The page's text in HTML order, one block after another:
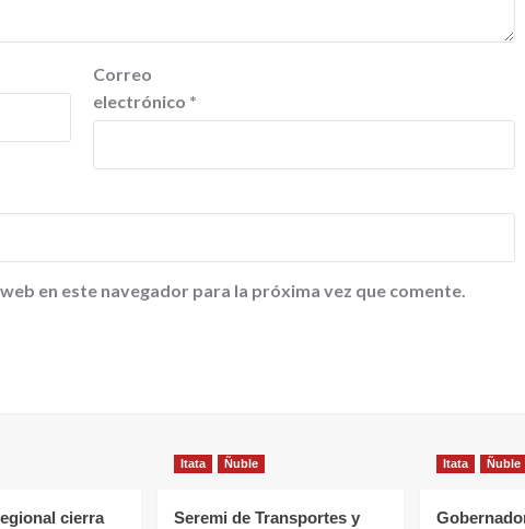
Correo
electrónico *
en este navegador para la próxima vez que comente.
cierra
Itata Ñuble
Seremi de Transportes y
Itata Ñuble